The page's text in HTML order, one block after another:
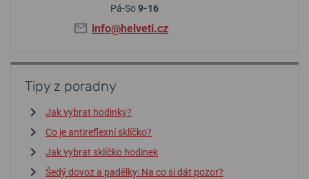
Pá-So9-16
info@helveti.cz
Tipy z poradny
Jak vybrat hodinky?
Co je antireflexní sklíčko?
Jak vybrat sklíčko hodinek
Šedý dovoz a padělky: Na co si dát pozor?